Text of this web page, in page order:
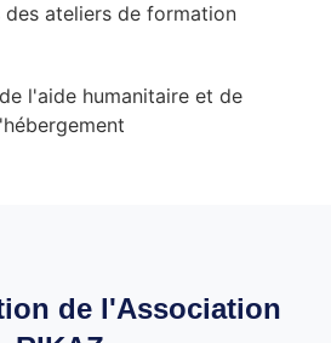
des ateliers de formation
l'aide humanitaire et de
de l'Association